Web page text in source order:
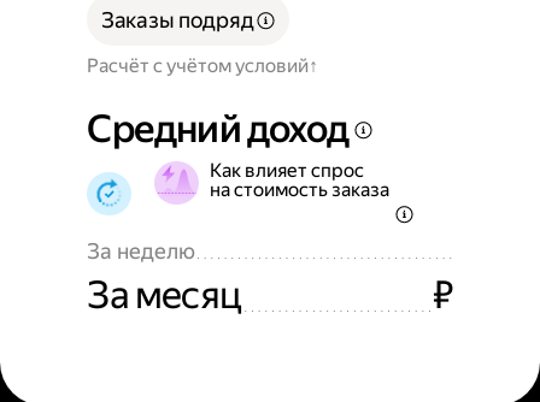
Расчёт с учётом условий
Заказы подряд
Средний доход
Как влияет спрос
на стоимость заказа
За неделю
За месяц ₽